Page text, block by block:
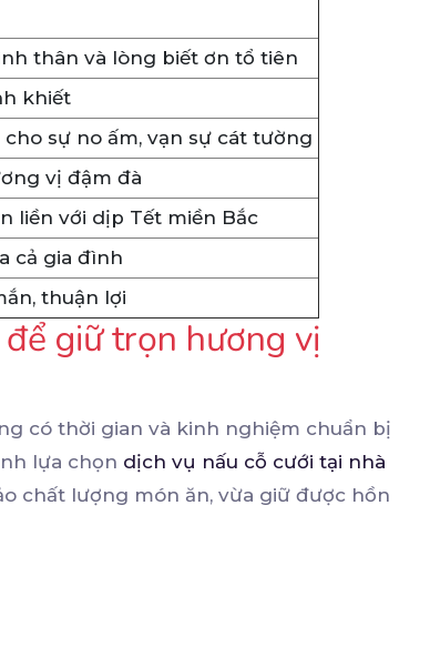
thân và lòng biết ơn tổ tiên
khiết
sự no ấm, vạn sự cát tường
vị đậm đà
liền với dịp Tết miền Bắc
cả gia đình
thuận lợi
để giữ trọn hương vị
có thời gian và kinh nghiệm chuẩn bị
lựa chọn dịch vụ nấu cỗ cưới tại nhà
chất lượng món ăn, vừa giữ được hồn